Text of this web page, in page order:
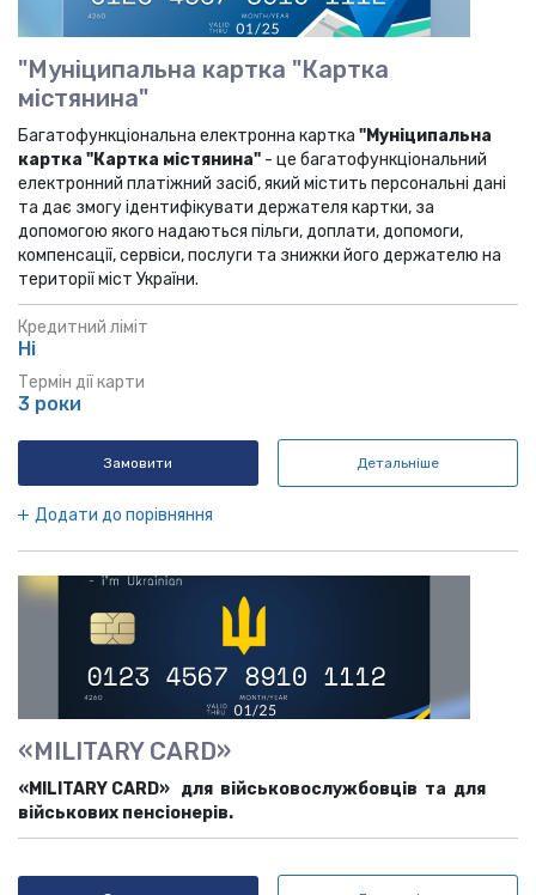
"Муніципальна картка "Картка
містянина"
Багатофункціональна електронна картка "Муніципальна
картка "Картка містянина" - це багатофункціональний
електронний платіжний засіб, який містить персональні дані
та дає змогу ідентифікувати держателя картки, за
допомогою якого надаються пільги, доплати, допомоги,
компенсації, сервіси, послуги та знижки його держателю на
території міст України.
Кредитний ліміт
Ні
Термін дії карти
3 роки
Замовити Детальніше
Додати до порівняння
«MILITARY CARD»
«MILITARY CARD» для військовослужбовців та для
військових пенсіонерів.